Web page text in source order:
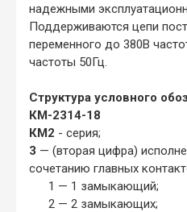
надежными
Поддерживаются цепи
переменного до 380В
частоты 50Гц.
Структура условного
КМ-2314-18
КМ2 - серия;
3 — (вторая цифра)
сочетанию главных
1 — 1 замыкающий;
2 — 2 замыкающих;